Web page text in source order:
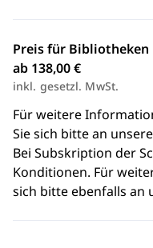
Preis für Bibliotheken
ab 138,00 €
inkl. gesetzl. MwSt.
Für weitere
Sie sich bitte an
Bei Subskription der
Konditionen. Für
sich bitte ebenfalls an